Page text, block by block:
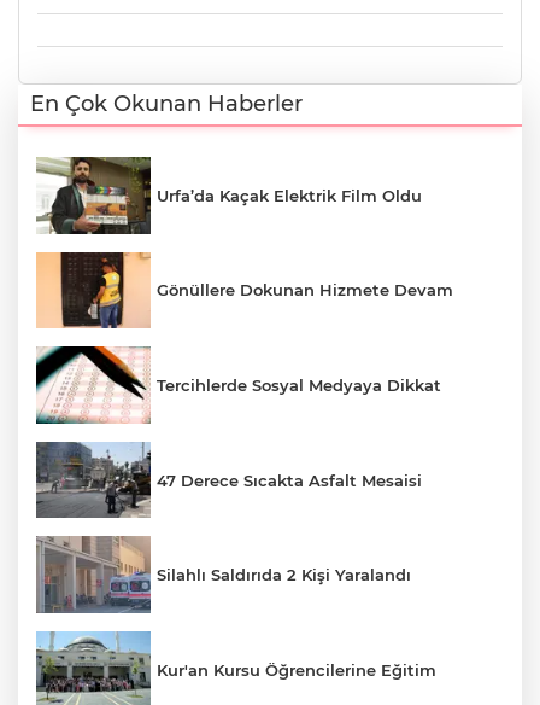
En Çok Okunan Haberler
Urfa’da Kaçak Elektrik Film Oldu
Gönüllere Dokunan Hizmete Devam
Tercihlerde Sosyal Medyaya Dikkat
47 Derece Sıcakta Asfalt Mesaisi
Silahlı Saldırıda 2 Kişi Yaralandı
Kur'an Kursu Öğrencilerine Eğitim